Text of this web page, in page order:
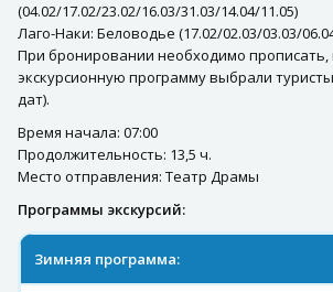
(04.02/17.02/23.02/16.03/31.03/14.04/11.05)
Лаго-Наки: Беловодье (17.02/02.03/03.03/
При бронировании необходимо
экскурсионную программу выбрали
дат).
Время начала: 07:00
Продолжительность: 13,5 ч.
Место отправления: Театр Драмы
Программы экскурсий:
Зимняя программа: